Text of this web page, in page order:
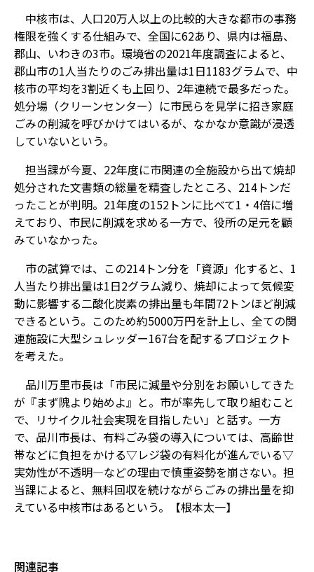
中核市は、人口20万人以上の比較的大きな都市の事務
権限を強くする仕組みで、全国に62あり、県内は福島、
郡山、いわきの3市。環境省の2021年度調査によると、
郡山市の1人当たりのごみ排出量は1日1183グラムで、中
核市の平均を3割近くも上回り、2年連続で最多だった。
処分場（クリーンセンター）に市民らを見学に招き家庭
ごみの削減を呼びかけてはいるが、なかなか意識が浸透
していないという。
担当課が今夏、22年度に市関連の全施設から出て焼却
処分された文書類の総量を精査したところ、214トンだ
ったことが判明。21年度の152トンに比べて1・4倍に増
えており、市民に削減を求める一方で、役所の足元を顧
みていなかった。
市の試算では、この214トン分を「資源」化すると、1
人当たり排出量は1日2グラム減り、焼却によって気候変
動に影響する二酸化炭素の排出量も年間72トンほど削減
できるという。このため約5000万円を計上し、全ての関
連施設に大型シュレッダー167台を配するプロジェクト
を考えた。
品川万里市長は「市民に減量や分別をお願いしてきた
が『まず隗より始めよ』と。市が率先して取り組むこと
で、リサイクル社会実現を目指したい」と話す。一方
で、品川市長は、有料ごみ袋の導入については、高齢世
帯などに負担をかける▽レジ袋の有料化が進んでいる▽
実効性が不透明―などの理由で慎重姿勢を崩さない。担
当課によると、無料回収を続けながらごみの排出量を抑
えている中核市はあるという。【根本太一】
関連記事